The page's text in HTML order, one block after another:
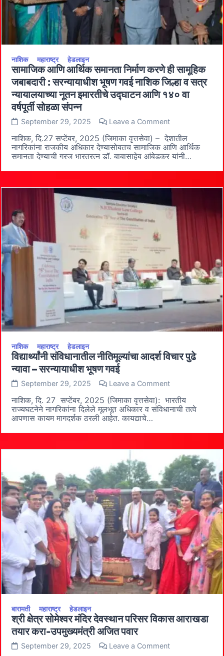
नाशिक महाराष्ट्र हेडलाइन
सामाजिक आणि आर्थिक समानता निर्माण करणे ही सामूहिक
जबाबदारी : सरन्यायाधीश भूषण गवई नाशिक जिल्हा व सत्र
न्यायालयाच्या नूतन इमारतीचे उद्घाटन आणि १४० वा
वर्षपूर्ती सोहळा संपन्न
September 29, 2025 Leave a Commenton
आणि
आर्थिक
समानता
निर्माण
करणे
सरन्यायाधीश
भूषण
गवई
नाशिक
जिल्हा
व
सत्र
न्यायालयाच्या
नूतन
इमारतीचे
उद्घाटन
आणि
१४०
वर्षपूर्ती
सोहळा
नाशिक, दि.27 सप्टेंबर, 2025 (जिमाका वृत्तसेवा) – देशातील
नागरिकांना राजकीय अधिकार देण्यासोबतच सामाजिक आणि आर्थिक
समानता देण्याची गरज भारतरत्न डॉ. बाबासाहेब आंबेडकर यांनी…
नाशिक महाराष्ट्र हेडलाइन
विद्यार्थ्यांनी संविधानातील नीतिमूल्यांचा आदर्श विचार पुढे
न्यावा – सरन्यायाधीश भूषण गवई
September 29, 2025 Leave a Commenton
संविधानातील
नीतिमूल्यांचा
पुढे
–
सरन्यायाधीश
भूषण
गवई
नाशिक, दि. 27 सप्टेंबर, 2025 (जिमाका वृत्तसेवा): भारतीय
राज्यघटनेने नागरिकांना दिलेले मूलभूत अधिकार व संविधानाची तत्वे
आपणास कायम मागदर्शक ठरली आहेत. कायद्याचे…
बारामती महाराष्ट्र हेडलाइन
श्री क्षेत्र सोमेश्वर मंदिर देवस्थान परिसर विकास आराखडा
तयार करा-उपमुख्यमंत्री अजित पवार
September 29, 2025 Leave a Commenton